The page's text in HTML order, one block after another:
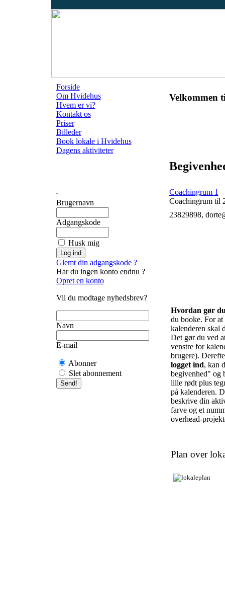
Forside
Om Hvidehus
Hvem er vi?
Kontakt os
Priser
Billeder
Book lokale i Hvidehus
Dagens aktiviteter
Brugernavn
Adgangskode
Husk mig
Glemt din adgangskode ?
Har du ingen konto endnu ?
Opret en konto
Vil du modtage nyhedsbrev?
Navn
E-mail
Abonner
Slet abonnement
Velkommen
Coachingrum 1
Coachingrum til
23829898,
Hvordan gør
du booke. For
kalenderen skal
Det gør du ved
venstre for
brugere).
logget ind, kan
begivenhed" og
lille rødt plus
på kalenderen.
beskrive din
farve og et
overhead-
Plan over